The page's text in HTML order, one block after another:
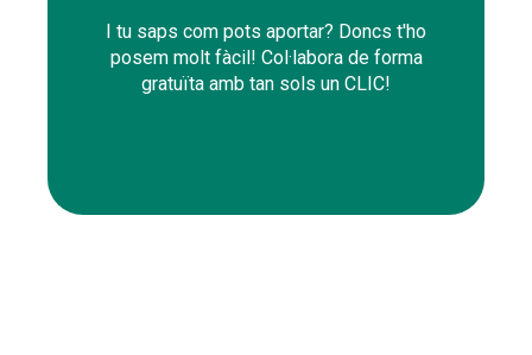
I tu saps com pots aportar? Doncs t'ho
posem molt fàcil! Col·labora de forma
gratuïta amb tan sols un CLIC!
PLANTA EL TEU ARBRE